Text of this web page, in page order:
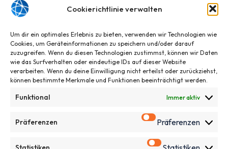
Cookierichtlinie verwalten
Um dir ein optimales Erlebnis zu bieten, verwenden wir Technologien wie
Cookies, um Geräteinformationen zu speichern und/oder darauf
zuzugreifen. Wenn du diesen Technologien zustimmst, können wir Daten
wie das Surfverhalten oder eindeutige IDs auf dieser Website
verarbeiten. Wenn du deine Einwilligung nicht erteilst oder zurückziehst,
können bestimmte Merkmale und Funktionen beeinträchtigt werden.
Funktional Immer aktiv
Präferenzen Präferenzen
Aktuelle Bauzinsen
Kundenportal
NETZWERK
Sachverständige
📋 Unterlagen
Willkommen beiBAUFI UNION! 👋
Wie kann ich Ihnen helfen? Klicken Sie auf ein